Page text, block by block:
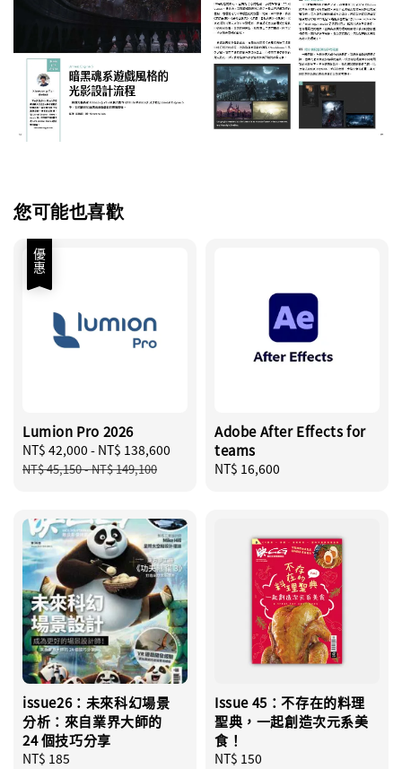
您可能也喜歡
優惠
Lumion Pro 2026
Sale
price
NT$ 42,000 - NT$ 138,600
Regular
NT$ 45,150-NT$ 149,100
Adobe After Effects for
teams
Regular
NT$ 16,600
issue26：未來科幻場景
分析：來自業界大師的
24 個技巧分享
Regular
NT$ 185
Issue 45：不存在的料理
聖典，一起創造次元系美
食！
Regular
NT$ 150